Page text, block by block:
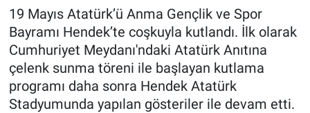
19 Mayıs Atatürk’ü Anma Gençlik ve Spor
Bayramı Hendek’te coşkuyla kutlandı. İlk olarak
Cumhuriyet Meydanı'ndaki Atatürk Anıtına
çelenk sunma töreni ile başlayan kutlama
programı daha sonra Hendek Atatürk
Stadyumunda yapılan gösteriler ile devam etti.